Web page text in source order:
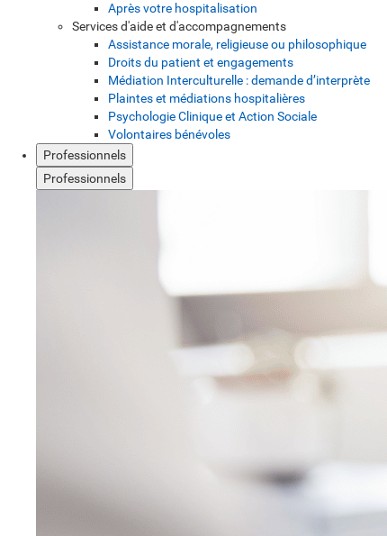
Après votre hospitalisation
Services d'aide et d'accompagnements
Assistance morale, religieuse ou philosophique
Droits du patient et engagements
Médiation Interculturelle : demande d’interprète
Plaintes et médiations hospitalières
Psychologie Clinique et Action Sociale
Volontaires bénévoles
Professionnels
Professionnels